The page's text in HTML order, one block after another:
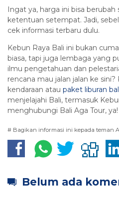
Ingat ya, harga ini bisa
ketentuan setempat. Jadi,
cek informasi terbaru dulu.
Kebun Raya Bali ini bukan
biasa, tapi juga lembaga yang
ilmu pengetahuan dan
rencana mau jalan jalan ke
kendaraan atau paket liburan
menjelajahi Bali, termasuk
menghubungi Bali Aga Tour, ya!
# Bagikan informasi ini kepada teman
Belum ada